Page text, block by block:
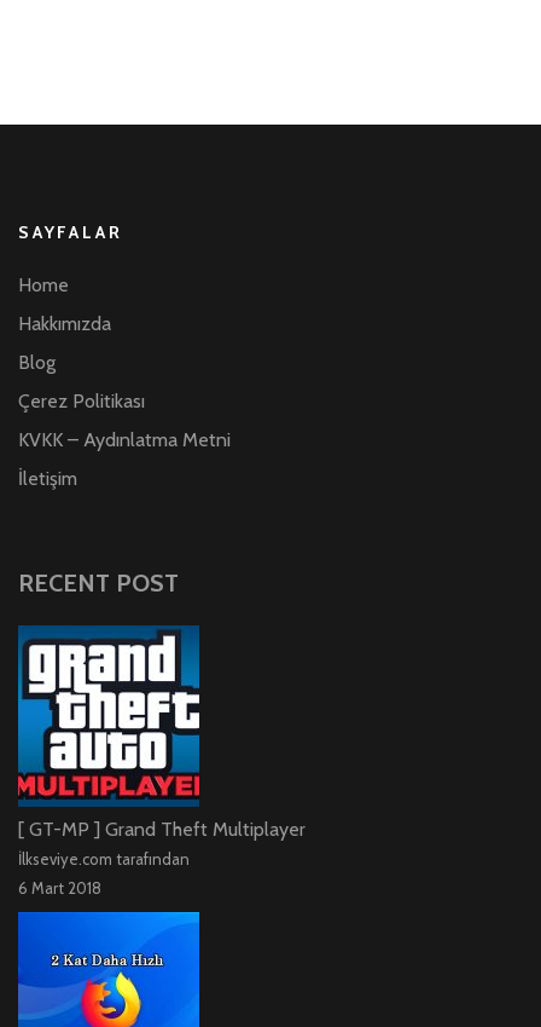
SAYFALAR
Home
Hakkımızda
Blog
Çerez Politikası
KVKK – Aydınlatma Metni
İletişim
RECENT POST
[ GT-MP ] Grand Theft Multiplayer
İlkseviye.com tarafından
6 Mart 2018